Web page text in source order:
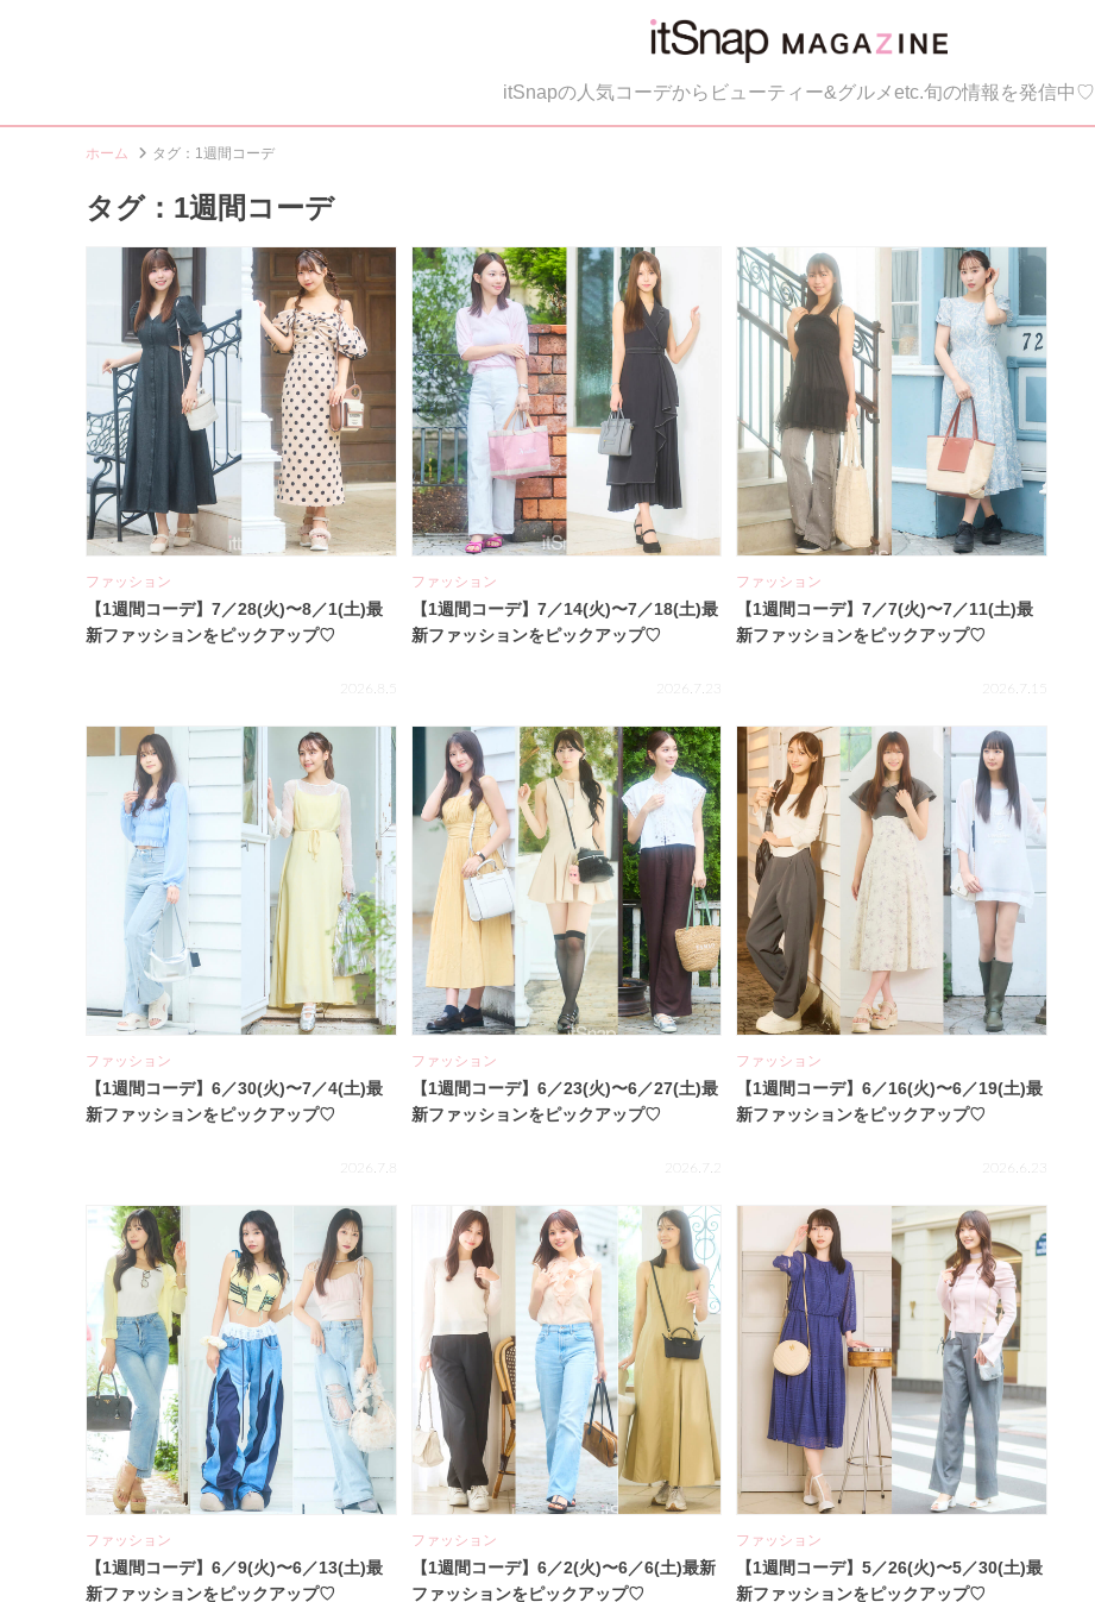
itSnapの人気コーデからビューティー&グルメetc.旬の情報を発信中♡
ホーム タグ：1週間コーデ
タグ：1週間コーデ
ファッション
【1週間コーデ】7／28(火)〜8／1(土)最
新ファッションをピックアップ♡
2026.8.5
ファッション
【1週間コーデ】7／14(火)〜7／18(土)最
新ファッションをピックアップ♡
2026.7.23
ファッション
【1週間コーデ】7／7(火)〜7／11(土)最
新ファッションをピックアップ♡
2026.7.15
ファッション
【1週間コーデ】6／30(火)〜7／4(土)最
新ファッションをピックアップ♡
2026.7.8
ファッション
【1週間コーデ】6／23(火)〜6／27(土)最
新ファッションをピックアップ♡
2026.7.2
ファッション
【1週間コーデ】6／16(火)〜6／19(土)最
新ファッションをピックアップ♡
2026.6.23
ファッション
【1週間コーデ】6／9(火)〜6／13(土)最
新ファッションをピックアップ♡
ファッション
【1週間コーデ】6／2(火)〜6／6(土)最新
ファッションをピックアップ♡
ファッション
【1週間コーデ】5／26(火)〜5／30(土)最
新ファッションをピックアップ♡